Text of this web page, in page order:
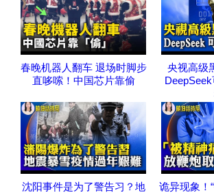
春晚机器人翻车 退场时脚步
直哆嗦！中国芯片靠偷
央视高级
沈阳事件是为了警告习？地
诡异现象！